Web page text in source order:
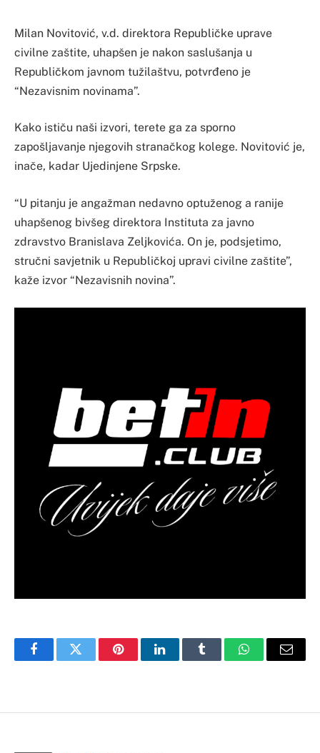
Milan Novitović, v.d. direktora Republičke uprave
civilne zaštite, uhapšen je nakon saslušanja u
Republičkom javnom tužilaštvu, potvrđeno je
“Nezavisnim novinama”.
Kako ističu naši izvori, terete ga za sporno
zapošljavanje njegovih stranačkog kolege. Novitović je,
inače, kadar Ujedinjene Srpske.
“U pitanju je angažman nedavno optuženog a ranije
uhapšenog bivšeg direktora Instituta za javno
zdravstvo Branislava Zeljkovića. On je, podsjetimo,
stručni savjetnik u Republičkoj upravi civilne zaštite”,
kaže izvor “Nezavisnih novina”.
FacebookTwitter PinterestLinkedInTumblr WhatsAppEmail